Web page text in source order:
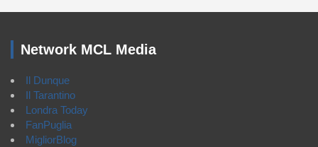
Network MCL Media
Il Dunque
Il Tarantino
Londra Today
FanPuglia
MigliorBlog